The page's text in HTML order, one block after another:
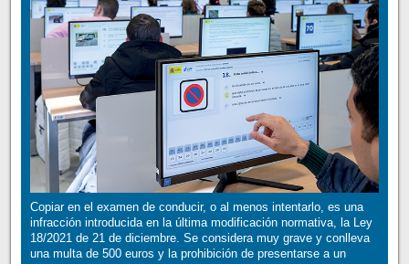
Copiar en el examen de conducir, o al menos intentarlo, es una
infracción introducida en la última modificación normativa, la Ley
18/2021 de 21 de diciembre. Se considera muy grave y conlleva
una multa de 500 euros y la prohibición de presentarse a un